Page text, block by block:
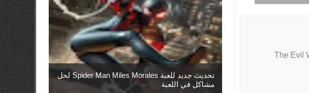
تحديث جديد للعبة Spider Man Miles Morales لحل
مشاكل في اللعبة